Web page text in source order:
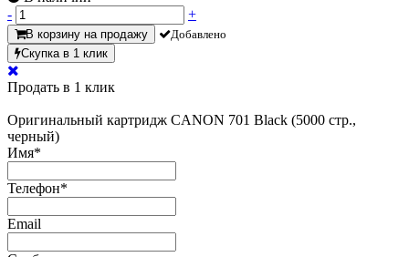
-
+
В корзину на продажу
Добавлено
Скупка в 1 клик
Продать в 1 клик
Оригинальный картридж CANON 701 Black (5000 стр.,
черный)
Имя*
Телефон*
Email